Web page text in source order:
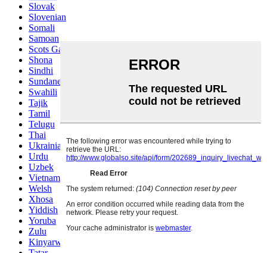
Slovak
Slovenian
Somali
Samoan
Scots Gaelic
Shona
Sindhi
Sundanese
Swahili
Tajik
Tamil
Telugu
Thai
Ukrainian
Urdu
Uzbek
Vietnamese
Welsh
Xhosa
Yiddish
Yoruba
Zulu
Kinyarwanda